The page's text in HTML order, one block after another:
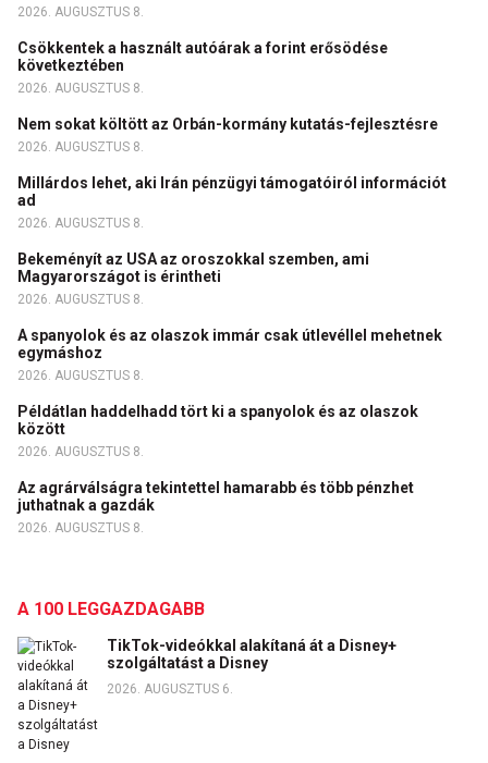
2026. AUGUSZTUS 8.
Csökkentek a használt autóárak a forint erősödése
következtében
2026. AUGUSZTUS 8.
Nem sokat költött az Orbán-kormány kutatás-fejlesztésre
2026. AUGUSZTUS 8.
Millárdos lehet, aki Irán pénzügyi támogatóiról információt
ad
2026. AUGUSZTUS 8.
Bekeményít az USA az oroszokkal szemben, ami
Magyarországot is érintheti
2026. AUGUSZTUS 8.
A spanyolok és az olaszok immár csak útlevéllel mehetnek
egymáshoz
2026. AUGUSZTUS 8.
Példátlan haddelhadd tört ki a spanyolok és az olaszok
között
2026. AUGUSZTUS 8.
Az agrárválságra tekintettel hamarabb és több pénzhet
juthatnak a gazdák
2026. AUGUSZTUS 8.
A 100 LEGGAZDAGABB
TikTok-videókkal alakítaná át a Disney+
szolgáltatást a Disney
2026. AUGUSZTUS 6.